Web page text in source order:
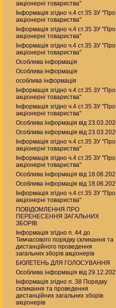
акціонерні товариства"
Інформація згідно ч.4 ст.35 ЗУ "Про
акціонерні товариства"
Інформація згідно ч.4 ст.35 ЗУ "Про
акціонерні товариства"
Інформація згідно ч.4 ст.35 ЗУ "Про
акціонерні товариства"
Особлива інформація
Особлива інформація
особлива інформація
Інформація згідно ч.4 ст.35 ЗУ "Про
акціонерні товариства"
Інформація згідно ч.4 ст.35 ЗУ "Про
акціонерні товариства"
Особлива інформація від
Особлива інформація від
Інформація згідно ч.4 ст.35 ЗУ "Про
акціонерні товариства"
Інформація згідно ч.4 ст.35 ЗУ "Про
акціонерні товариства"
Особлива інформація від
Особлива інформація від
Інформація згідно ч.4 ст.35 ЗУ "Про
акціонерні товариства"
ПОВІДОМЛЕННЯ ПРО
ПЕРЕНЕСЕННЯ ЗАГАЛЬНИХ
ЗБОРІВ
Інформація згідно п. 44 до
Тимчасового порядку скликання та
дистанційного проведення
загальних зборів акціонерів
БЮЛЕТЕНЬ ДЛЯ ГОЛОСУВАННЯ
Особлива інформація від
Інформація згідно п. 38 Порядку
скликання та проведення
дистанційних загальних зборів
акціонерів